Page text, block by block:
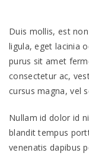
Duis mollis, est
ligula, eget lacinia
purus sit amet
consectetur ac,
cursus magna, vel
Nullam id dolor id
blandit tempus
venenatis dapibus